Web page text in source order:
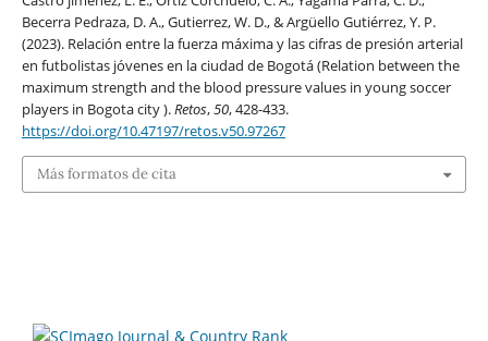
Becerra Pedraza, D. A., Gutierrez, W. D., & Argüello Gutiérrez, Y. P.
(2023). Relación entre la fuerza máxima y las cifras de presión arterial
en futbolistas jóvenes en la ciudad de Bogotá (Relation between the
maximum strength and the blood pressure values in young soccer
players in Bogota city ).Retos,50, 428-433.
https://doi.org/10.47197/retos.v50.97267
Más formatos de cita